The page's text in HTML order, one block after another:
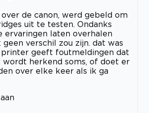
de canon, werd gebeld om
uit te testen. Ondanks
ervaringen laten overhalen
verschil zou zijn. dat was
printer geeft foutmeldingen dat
herkend soms, of doet er
over elke keer als ik ga